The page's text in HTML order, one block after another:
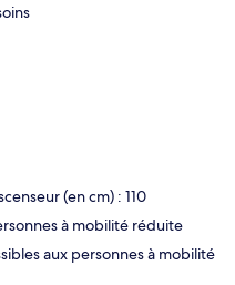
(en cm) : 110
à mobilité réduite
aux personnes à mobilité